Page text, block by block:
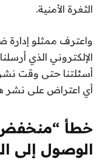
الثغرة الأمنية.
واعترف ممثلو إدارة
الإلكتروني الذي
أسئلتنا حتى وقت نشر
أي اعتراض على نشر
خطأ “منخفض
الوصول إلى